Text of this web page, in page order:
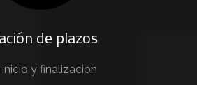
de plazos
inicio y finalización